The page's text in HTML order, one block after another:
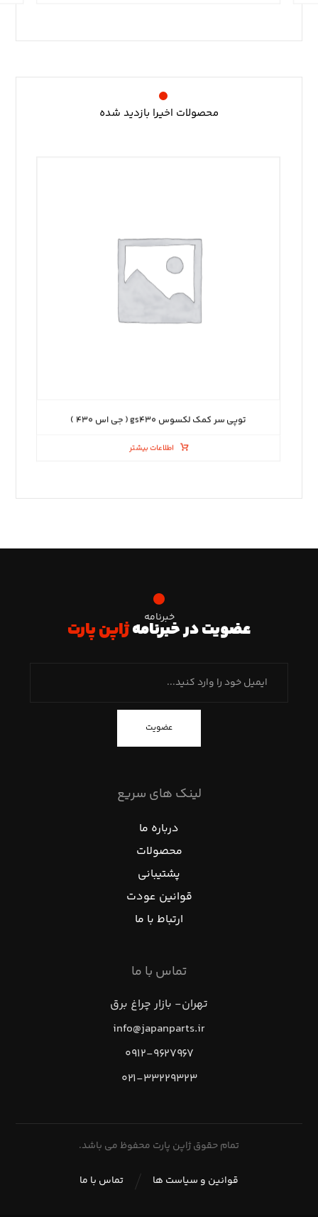
محصولات اخیرا بازدید شده
توپی سر کمک لکسوس gs۴۳۰ ( جی اس ۴۳۰ )
اطلاعات بیشتر
خبرنامه
عضویت در خبرنامهژاپن پارت
عضویت
لینک های سریع
درباره ما
محصولات
پشتیبانی
قوانین عودت
ارتباط با ما
تماس با ما
تهران- بازار چراغ برق
info@japanparts.ir
۰۹۱۲-۹۶۲۷۹۶۷
۰۲۱-۳۳۲۲۹۳۲۳
تمام حقوق ژاپن پارت محفوظ می باشد.
تماس با ما قوانین و سیاست ها